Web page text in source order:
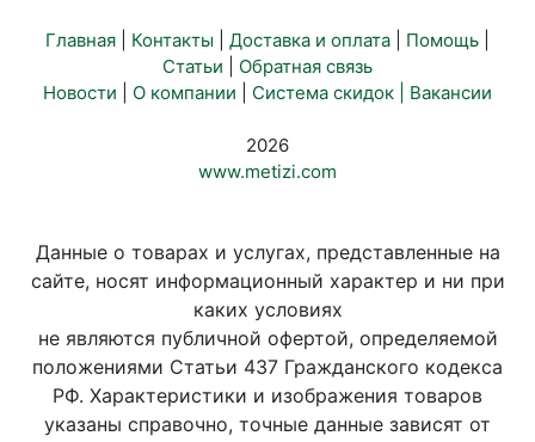
Главная Контакты Доставка и оплата Помощь
Статьи
Обратная связь
Новости
О компании Система скидок | Вакансии
2026
www.metizi.com
Данные о товарах и услугах, представленные на
сайте, носят информационный характер и ни при
каких условиях
не являются публичной офертой, определяемой
положениями Статьи 437 Гражданского кодекса
РФ. Характеристики и изображения товаров
указаны справочно, точные данные зависят от